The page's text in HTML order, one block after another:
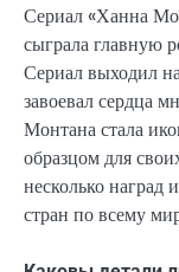
Сериал «Ханна
сыграла главную
Сериал выходил
завоевал сердца
Монтана стала
образцом для
несколько
стран по всему